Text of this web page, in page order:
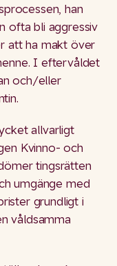
han
ofta bli aggressiv
att ha makt över
I eftervåldet
och/eller
allvarligt
Kvinno- och
tingsrätten
umgänge med
grundligt i
våldsamma